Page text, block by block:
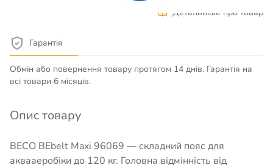
Детальніше про товар
Гарантія
Обмін або повернення товару протягом 14 днів. Гарантія на
всі товари 6 місяців.
Опис товару
BECO BEbelt Maxi 96069 — складний пояс для
аквааеробіки до 120 кг. Головна відмінність від